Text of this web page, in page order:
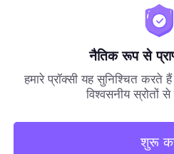
नैतिक रूप से
हमारे प्रॉक्सी यह सुनिश्चित
विश्वसनीय स्रोतों से
शुरू